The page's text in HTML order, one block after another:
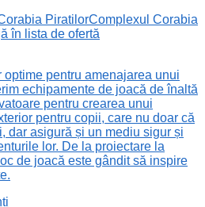
Complexul Corabia
în lista de ofertă
optime pentru amenajarea unui
echipamente de joacă de înaltă
pentru crearea unui
pentru copii, care nu doar că
dar asigură și un mediu sigur și
lor. De la proiectare la
de joacă este gândit să inspire